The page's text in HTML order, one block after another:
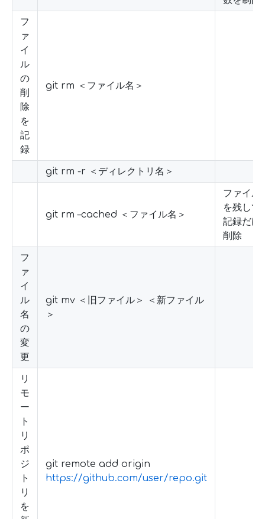
フ
ァ
イ
ル
の
削
除
を
記
録
git rm ＜ファイル名＞
git rm -r ＜ディレクトリ名＞
git rm –cached ＜ファイル名＞
ファイル
を残して
記録だけ
削除
フ
ァ
イ
ル
名
の
変
更
git mv ＜旧ファイル＞ ＜新ファイル
＞
リ
モ
ー
ト
リ
ポ
ジ
ト
リ
を
git remote add origin
https://github.com/user/repo.git